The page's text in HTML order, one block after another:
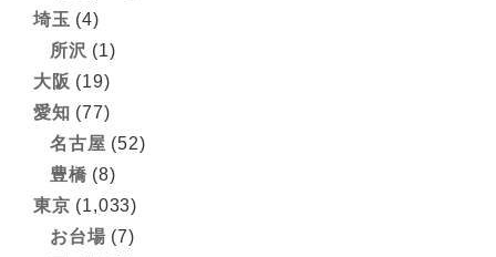
埼玉 (4)
所沢 (1)
大阪 (19)
愛知 (77)
名古屋 (52)
豊橋 (8)
東京 (1,033)
お台場 (7)